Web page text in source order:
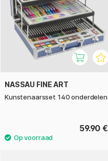
NASSAU FINE ART
Kunstenaarsset 140 onderdelen
59.90 €